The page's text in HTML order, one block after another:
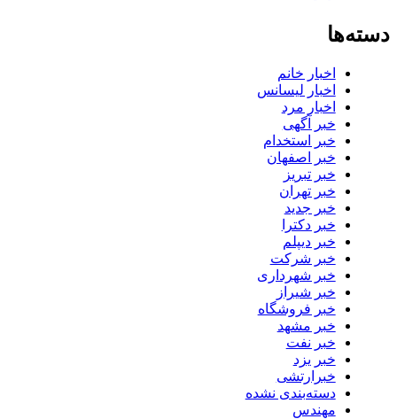
دسته‌ها
اخبار خانم
اخبار لیسانس
اخبار مرد
خبر آگهی
خبر استخدام
خبر اصفهان
خبر تبریز
خبر تهران
خبر جدید
خبر دکترا
خبر دیپلم
خبر شرکت
خبر شهرداری
خبر شیراز
خبر فروشگاه
خبر مشهد
خبر نفت
خبر یزد
خبرارتشی
دسته‌بندی نشده
مهندس